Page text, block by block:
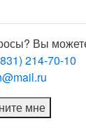
Вы
214-70-10
мне